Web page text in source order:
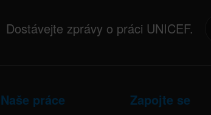
Dostávejte zprávy o práci UNICEF.
Naše práce Zapojte se